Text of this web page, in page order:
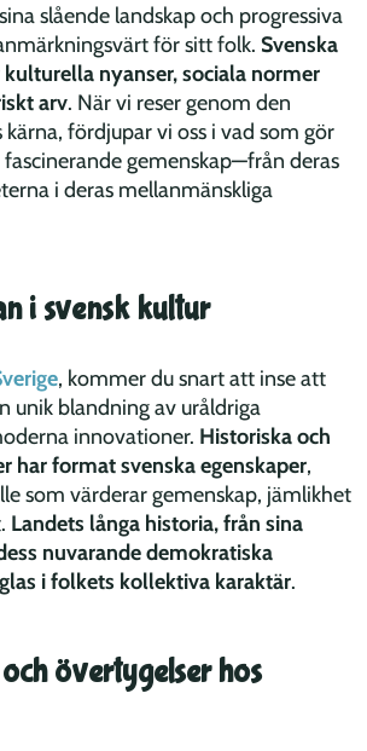
slående landskap och progressiva
för sitt folk. Svenska
kulturella nyanser, sociala normer
arv. När vi reser genom den
kärna, fördjupar vi oss i vad som gör
gemenskap—från deras
i deras mellanmänskliga
i svensk kultur
, kommer du snart att inse att
unik blandning av uråldriga
innovationer. Historiska och
har format svenska egenskaper,
som värderar gemenskap, jämlikhet
Landets långa historia, från sina
nuvarande demokratiska
i folkets kollektiva karaktär.
övertygelser hos